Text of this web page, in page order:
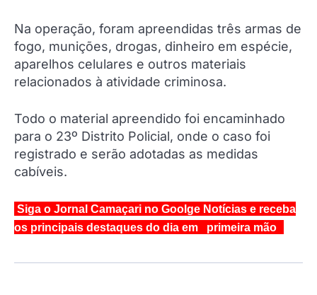
Na operação, foram apreendidas três armas de
fogo, munições, drogas, dinheiro em espécie,
aparelhos celulares e outros materiais
relacionados à atividade criminosa.
Todo o material apreendido foi encaminhado
para o 23º Distrito Policial, onde o caso foi
registrado e serão adotadas as medidas
cabíveis.
Siga o Jornal Camaçari no Goolge Notícias e receba
os principais destaques do dia em primeira mão